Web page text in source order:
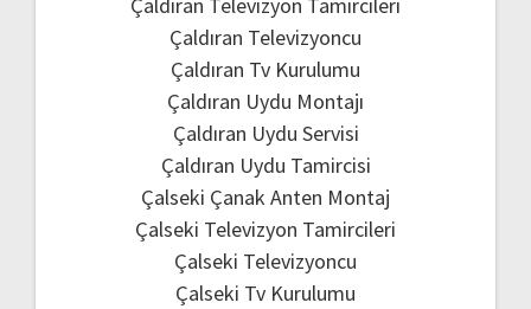
Çaldıran Televizyoncu
Çaldıran Tv Kurulumu
Çaldıran Uydu Montajı
Çaldıran Uydu Servisi
Çaldıran Uydu Tamircisi
Çalseki Çanak Anten Montaj
Çalseki Televizyon Tamircileri
Çalseki Televizyoncu
Çalseki Tv Kurulumu